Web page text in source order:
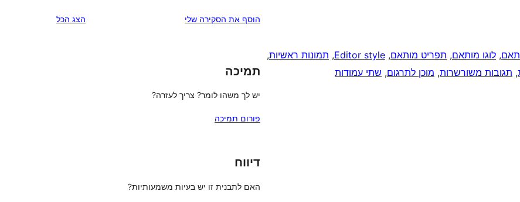
, לוגו מותאם, תפריט מותאם,
Editor style
, תמונות ראשיות,
, תגובות משורשרות, מוכן לתרגום, שתי עמודות
reviews
star
הוסף את הסקירה שלי הצג הכל
תמיכה
יש לך משהו לומר? צריך לעזרה?
פורום תמיכה
דיווח
האם לתבנית זו יש בעיות משמעותיות?